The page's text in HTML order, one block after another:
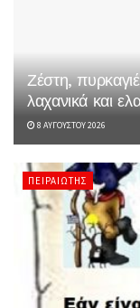
Ζέστη,
λαχανικά και
8 ΑΥΓΟΎΣΤΟΥ 2026
ΠΕΙΡΑΙΏΤΗΣ